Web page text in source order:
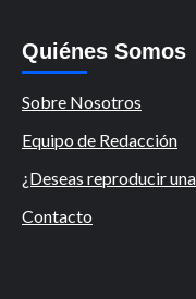
Quiénes Somos
Sobre Nosotros
Equipo de Redacción
¿Deseas reproducir
Contacto